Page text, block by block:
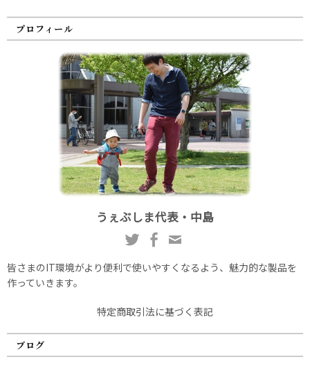
プロフィール
うぇぶしま代表・中島
皆さまのIT環境がより便利で使いやすくなるよう、魅力的な製品を
作っていきます。
特定商取引法に基づく表記
ブログ